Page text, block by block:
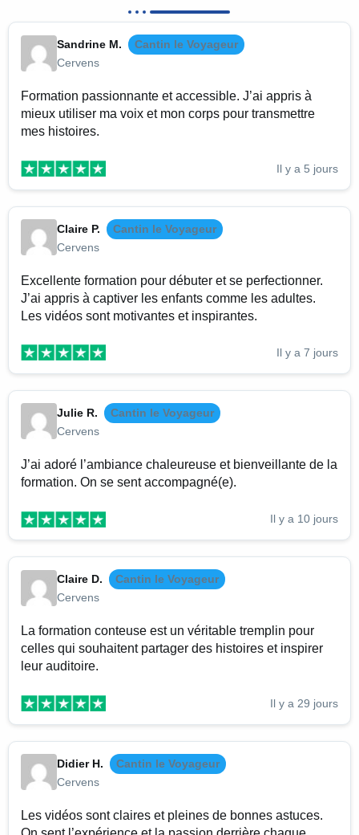
Sandrine M.
Cantin le Voyageur
Cervens
Formation passionnante et accessible. J’ai appris à
mieux utiliser ma voix et mon corps pour transmettre
mes histoires.
Il y a 5 jours
Claire P.
Cantin le Voyageur
Cervens
Excellente formation pour débuter et se perfectionner.
J’ai appris à captiver les enfants comme les adultes.
Les vidéos sont motivantes et inspirantes.
Il y a 7 jours
Julie R.
Cantin le Voyageur
Cervens
J’ai adoré l’ambiance chaleureuse et bienveillante de la
formation. On se sent accompagné(e).
Il y a 10 jours
Claire D.
Cantin le Voyageur
Cervens
La formation conteuse est un véritable tremplin pour
celles qui souhaitent partager des histoires et inspirer
leur auditoire.
Il y a 29 jours
Didier H.
Cantin le Voyageur
Cervens
Les vidéos sont claires et pleines de bonnes astuces.